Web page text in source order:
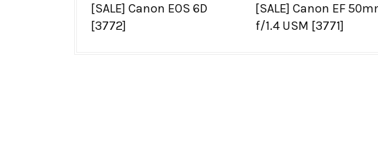
[SALE] Canon EOS 6D
[3772]
[SALE] Canon EF
f/1.4 USM [3771]